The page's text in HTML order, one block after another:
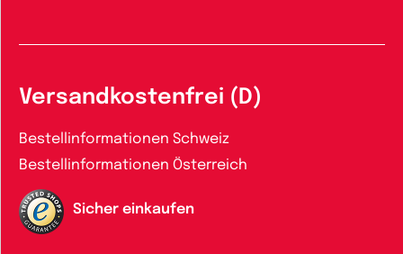
Versandkostenfrei (D)
Bestellinformationen Schweiz
Bestellinformationen Österreich
Sicher einkaufen